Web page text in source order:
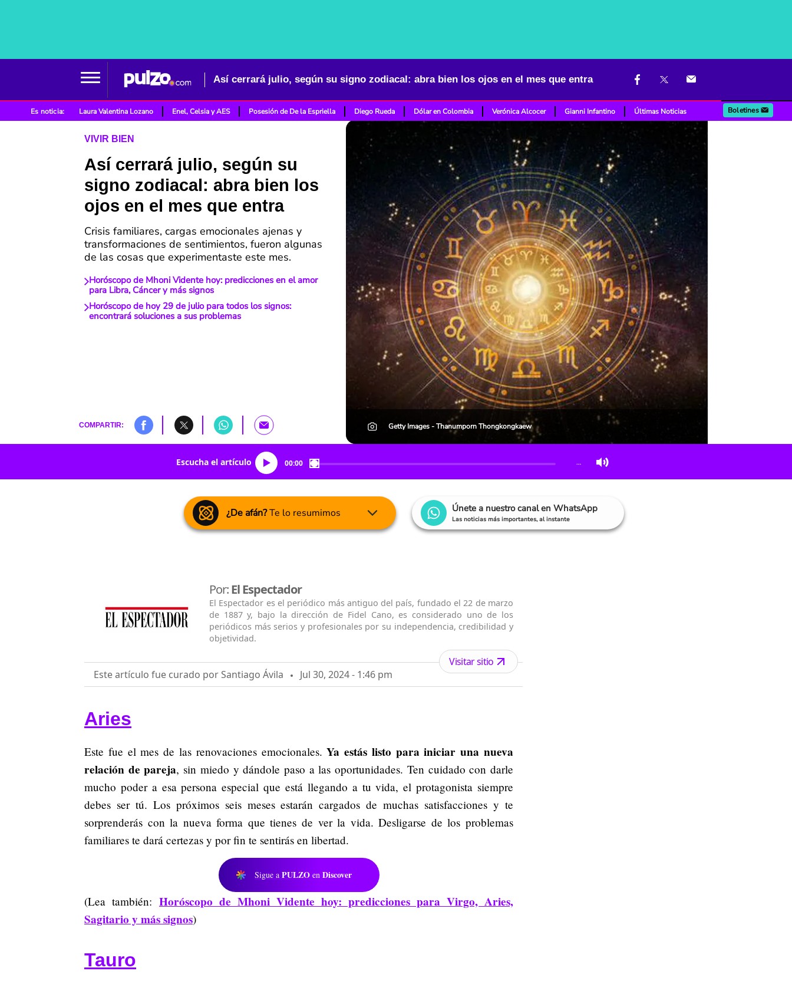
Así cerrará julio, según su signo zodiacal: abra bien los ojos en el mes que entra
Es noticia: Laura Valentina Lozano Enel, Celsia y AES Posesión de De la Espriella Diego Rueda Dólar en Colombia Verónica Alcocer Gianni Infantino Últimas Noticias Boletines
VIVIR BIEN
Así cerrará julio, según su
signo zodiacal: abra bien los
ojos en el mes que entra
Crisis familiares, cargas emocionales ajenas y
transformaciones de sentimientos, fueron algunas
de las cosas que experimentaste este mes.
Horóscopo de Mhoni Vidente hoy: predicciones en el amor
para Libra, Cáncer y más signos
Horóscopo de hoy 29 de julio para todos los signos:
encontrará soluciones a sus problemas
COMPARTIR: Getty Images - Thanumporn Thongkongkaew
Escucha el artículo 00:00 …
¿De afán?Te lo resumimos Únete a nuestro canal en WhatsApp
Las noticias más importantes, al instante
Por:El Espectador
El Espectador es el periódico más antiguo del país, fundado el 22 de marzo
de 1887 y, bajo la dirección de Fidel Cano, es considerado uno de los
periódicos más serios y profesionales por su independencia, credibilidad y
objetividad.
Este artículo fue curado por Santiago Ávila Jul 30, 2024 - 1:46 pm
Visitar sitio
Aries
Este fue el mes de las renovaciones emocionales.Ya estás listo para iniciar una nueva
relación de pareja, sin miedo y dándole paso a las oportunidades. Ten cuidado con darle
mucho poder a esa persona especial que está llegando a tu vida, el protagonista siempre
debes ser tú. Los próximos seis meses estarán cargados de muchas satisfacciones y te
sorprenderás con la nueva forma que tienes de ver la vida. Desligarse de los problemas
familiares te dará certezas y por fin te sentirás en libertad.
Sigue a PULZO en Discover
(Lea también: Horóscopo de Mhoni Vidente hoy: predicciones para Virgo, Aries,
Sagitario y más signos)
Tauro